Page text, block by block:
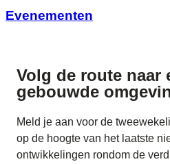
Evenementen
Volg de route naar
gebouwde
Meld je aan voor de
op de hoogte van het laatste
ontwikkelingen rondom de